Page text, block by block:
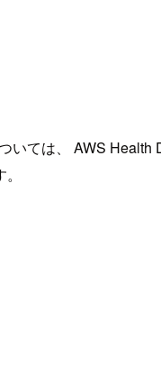
ては、 AWS